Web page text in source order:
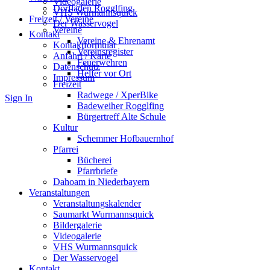
VHS Wurmannsquick
Der Wasservogel
Kontakt
Kontaktformular
Anfahrt / Karte
Datenschutz
Impressum
Sign In
Dorfladen Rogglfing
Freizeit / Vereine
Vereine
Vereine & Ehrenamt
Vereinsregister
Feuerwehren
Helfer vor Ort
Freizeit
Radwege / XperBike
Badeweiher Rogglfing
Bürgertreff Alte Schule
Kultur
Schemmer Hofbauernhof
Pfarrei
Bücherei
Pfarrbriefe
Dahoam in Niederbayern
Veranstaltungen
Veranstaltungskalender
Saumarkt Wurmannsquick
Bildergalerie
Videogalerie
VHS Wurmannsquick
Der Wasservogel